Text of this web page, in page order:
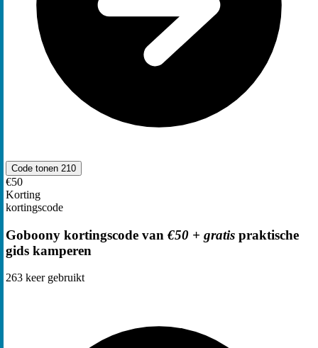
Code tonen 210
€50
Korting
kortingscode
Goboony kortingscode van €50 + gratis praktische
gids kamperen
263 keer gebruikt